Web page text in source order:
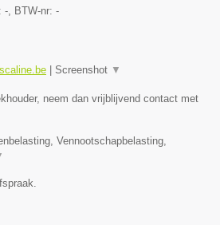
-, BTW-nr: -
Screenshot ▼
neem dan vrijblijvend contact met
Vennootschapbelasting,